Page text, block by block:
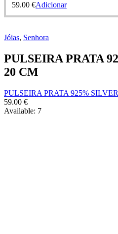
59.00 €Adicionar
Jóias, Senhora
PULSEIRA PRATA
20 CM
PULSEIRA PRATA 925%
59.00 €
Available: 7